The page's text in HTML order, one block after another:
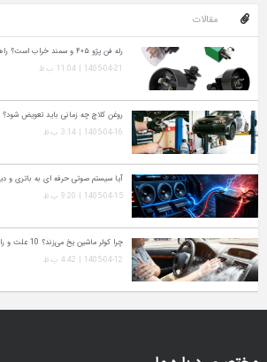
مقالات
رله فن پژو ۴۰۵ و سمند خراب است؟ راهنمای تست و عیب‌ یابی
1405-04-21 | 11:04 ب.ظ
روغن کلاچ چه زمانی باید تعویض شود؟
1405-04-16 | 3:14 ب.ظ
آیا سیستم صوتی حرفه‌ ای به باتری و
1405-04-15 | 9:20 ب.ظ
چرا کولر ماشین یخ می‌زند؟ 10 علت و راه‌ حل قطعی
1405-04-12 | 4:42 ب.ظ